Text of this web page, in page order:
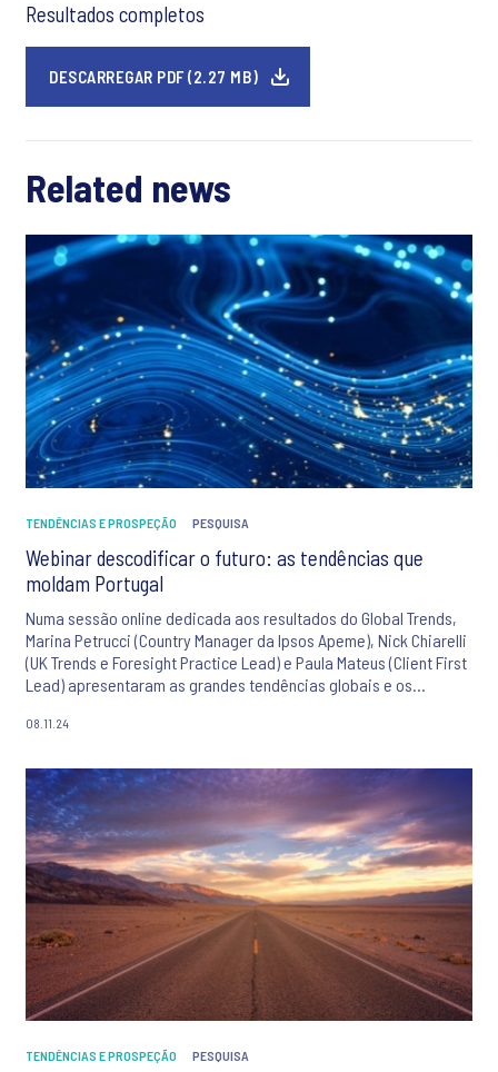
Resultados completos
DESCARREGAR PDF (2.27 MB)
Related news
TENDÊNCIAS E PROSPEÇÃO PESQUISA
Webinar descodificar o futuro: as tendências que
moldam Portugal
Numa sessão online dedicada aos resultados do Global Trends,
Marina Petrucci (Country Manager da Ipsos Apeme), Nick Chiarelli
(UK Trends e Foresight Practice Lead) e Paula Mateus (Client First
Lead) apresentaram as grandes tendências globais e os
revelam um país em transição, dividido entre passado e futuro,
08.11.24
TENDÊNCIAS E PROSPEÇÃO PESQUISA